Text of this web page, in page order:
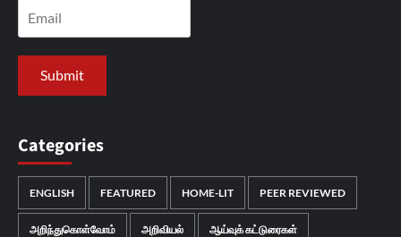
Categories
ENGLISH FEATURED HOME-LIT PEER REVIEWED
அறிந்துகொள்வோம் அறிவியல் ஆய்வுக் கட்டுரைகள்